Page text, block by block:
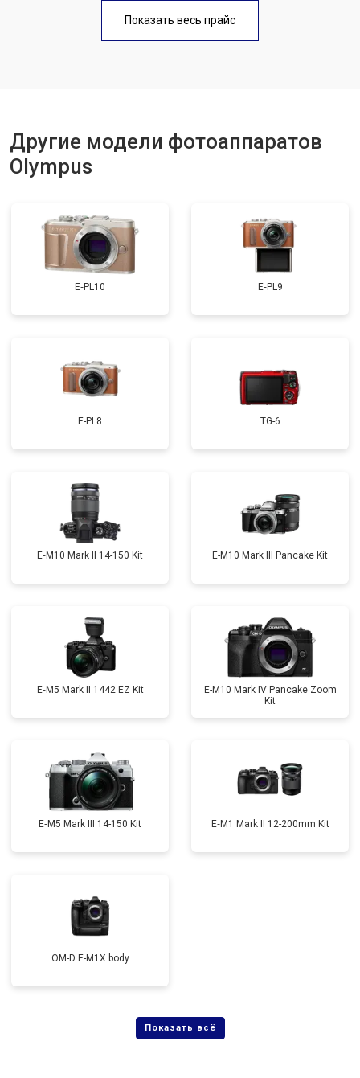
Показать весь прайс
Другие модели фотоаппаратов
Olympus
E‑PL10 E‑PL9
E-PL8 TG-6
E‑M10 Mark II 14-150 Kit E-M10 Mark III Pancake Kit
E‑M5 Mark II 1442 EZ Kit
E-M10 Mark IV Pancake Zoom
Kit
E‑M5 Mark III 14-150 Kit E‑M1 Mark II 12-200mm Kit
OM-D E-M1X body